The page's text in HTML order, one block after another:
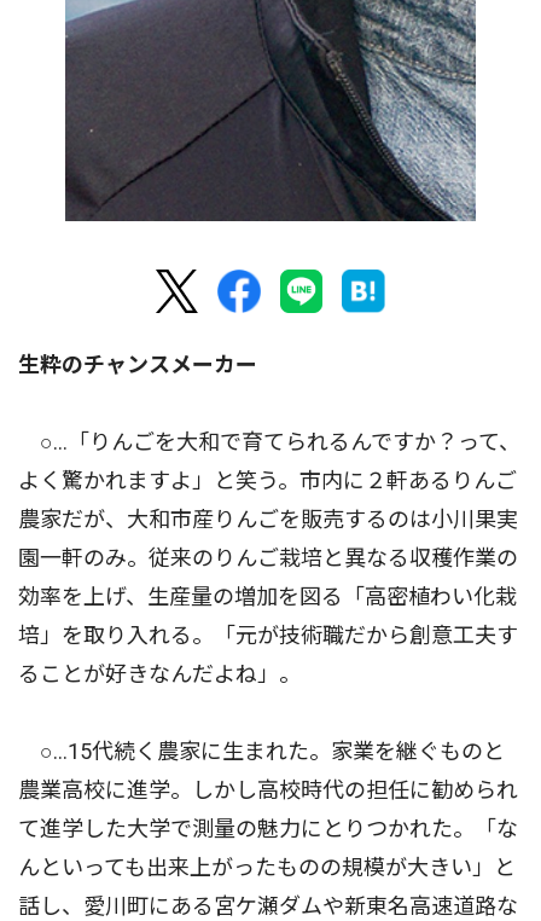
生粋のチャンスメーカー
○…「りんごを大和で育てられるんですか？って、
よく驚かれますよ」と笑う。市内に２軒あるりんご
農家だが、大和市産りんごを販売するのは小川果実
園一軒のみ。従来のりんご栽培と異なる収穫作業の
効率を上げ、生産量の増加を図る「高密植わい化栽
培」を取り入れる。「元が技術職だから創意工夫す
ることが好きなんだよね」。
○…15代続く農家に生まれた。家業を継ぐものと
農業高校に進学。しかし高校時代の担任に勧められ
て進学した大学で測量の魅力にとりつかれた。「な
んといっても出来上がったものの規模が大きい」と
話し、愛川町にある宮ケ瀬ダムや新東名高速道路な